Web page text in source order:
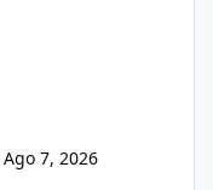
Ago 7, 2026